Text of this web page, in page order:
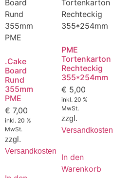
.Cake
Board
Rund
355mm
PME
€ 7,00
inkl. 20 %
MwSt.
zzgl.
Versandkosten
PME
Tortenkarton
Rechteckig
355*254mm
€ 5,00
inkl. 20 %
MwSt.
zzgl.
Versandkosten
In den
Warenkorb